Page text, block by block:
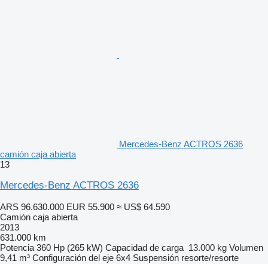
Mercedes-Benz ACTROS 2636
camión caja abierta
13
Mercedes-Benz ACTROS 2636
ARS 96.630.000 EUR 55.900 ≈ US$ 64.590
Camión caja abierta
2013
631.000 km
Potencia 360 Hp (265 kW) Capacidad de carga 13.000 kg Volumen
9,41 m³ Configuración del eje 6x4 Suspensión resorte/resorte